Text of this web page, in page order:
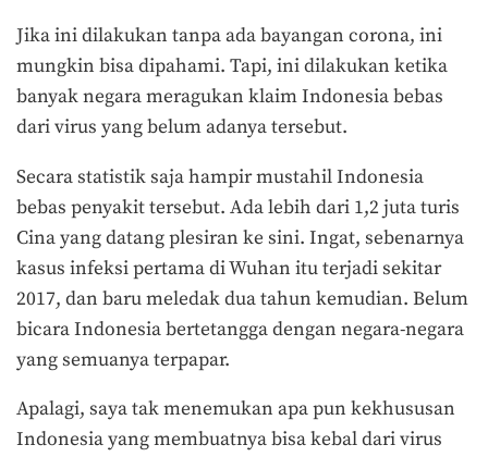
Jika ini dilakukan tanpa ada bayangan corona, ini
mungkin bisa dipahami. Tapi, ini dilakukan ketika
banyak negara meragukan klaim Indonesia bebas
dari virus yang belum adanya tersebut.
Secara statistik saja hampir mustahil Indonesia
bebas penyakit tersebut. Ada lebih dari 1,2 juta turis
Cina yang datang plesiran ke sini. Ingat, sebenarnya
kasus infeksi pertama di Wuhan itu terjadi sekitar
2017, dan baru meledak dua tahun kemudian. Belum
bicara Indonesia bertetangga dengan negara-negara
yang semuanya terpapar.
Apalagi, saya tak menemukan apa pun kekhususan
Indonesia yang membuatnya bisa kebal dari virus